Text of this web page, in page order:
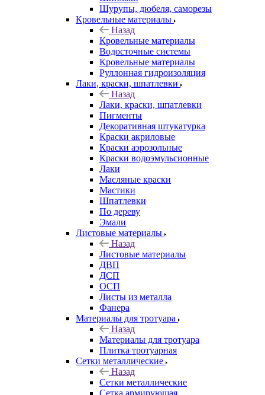
Шурупы, дюбеля, саморезы
Кровельные материалы
Назад
Кровельные материалы
Водосточные системы
Кровельные материалы
Руллонная гидроизоляция
Лаки, краски, шпатлевки
Назад
Лаки, краски, шпатлевки
Пигменты
Декоративная штукатурка
Краски акриловые
Краски аэрозольные
Краски водоэмульсионные
Лаки
Масляные краски
Мастики
Шпатлевки
По дереву
Эмали
Листовые материалы
Назад
Листовые материалы
ДВП
ДСП
ОСП
Листы из металла
Фанера
Материалы для тротуара
Назад
Материалы для тротуара
Плитка тротуарная
Сетки металлические
Назад
Сетки металлические
Сетка армирующая